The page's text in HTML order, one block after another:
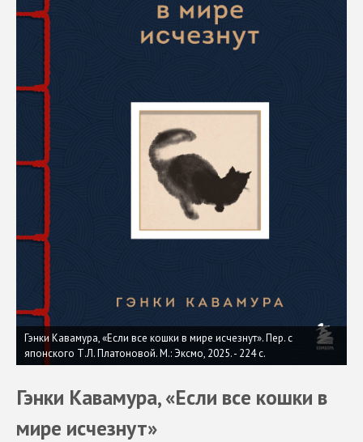
Гэнки Кавамура, «Если все кошки в мире исчезнут». Пер. с
японского Т.Л. Платоновой. М.: Эксмо, 2025. - 224 с.
Гэнки Кавамура, «Если все кошки в
мире исчезнут»